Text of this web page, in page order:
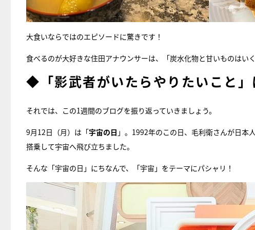
大食いならではのエピソードに驚きです！
食べるのが大好きな住田アナウンサーは、「炭水化物と甘いものはい
◆「影武者がいたらやりたいこと」
それでは、この1週間のブログを振り返っていきましょう。
9月12日（月）は「宇宙の日 」。1992年のこの日、毛利衛さんが日本
搭乗して宇宙へ飛び立ちました。
そんな「宇宙の日」にちなんで、「宇宙」をテーマにパシャリ！